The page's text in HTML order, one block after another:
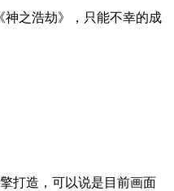
神之浩劫》，只能不幸的成
打造，可以说是目前画面